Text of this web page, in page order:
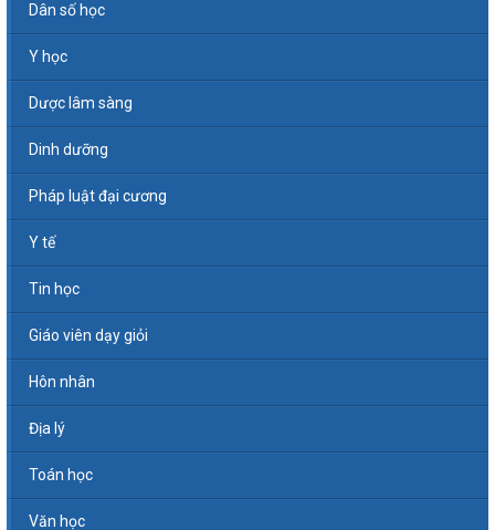
Dân số học
Y học
Dược lâm sàng
Dinh dưỡng
Pháp luật đại cương
Y tế
Tin học
Giáo viên dạy giỏi
Hôn nhân
Địa lý
Toán học
Văn học